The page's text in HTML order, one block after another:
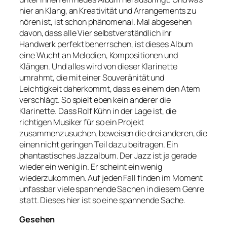
hier an Klang, an Kreativität und Arrangements zu
hören ist, ist schon phänomenal. Mal abgesehen
davon, dass alle Vier selbstverständlich ihr
Handwerk perfekt beherrschen, ist dieses Album
eine Wucht an Melodien, Kompositionen und
Klängen. Und alles wird von dieser Klarinette
umrahmt, die mit einer Souveränität und
Leichtigkeit daherkommt, dass es einem den Atem
verschlägt. So spielt eben kein anderer die
Klarinette. Dass Rolf Kühn in der Lage ist, die
richtigen Musiker für so ein Projekt
zusammenzusuchen, beweisen die drei anderen, die
einen nicht geringen Teil dazu beitragen. Ein
phantastisches Jazzalbum. Der Jazz ist ja gerade
wieder ein wenig in. Er scheint ein wenig
wiederzukommen. Auf jeden Fall finden im Moment
unfassbar viele spannende Sachen in diesem Genre
statt. Dieses hier ist so eine spannende Sache.
Gesehen